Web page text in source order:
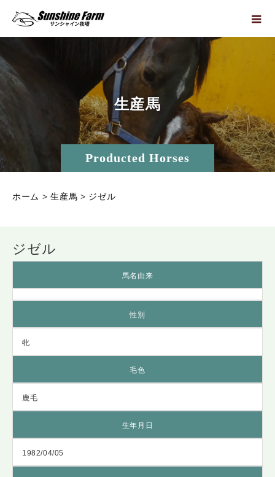
Producted Horses
生産馬
ホーム >生産馬 > ジゼル
ジゼル
馬名由来
性別
牝
毛色
鹿毛
生年月日
1982/04/05